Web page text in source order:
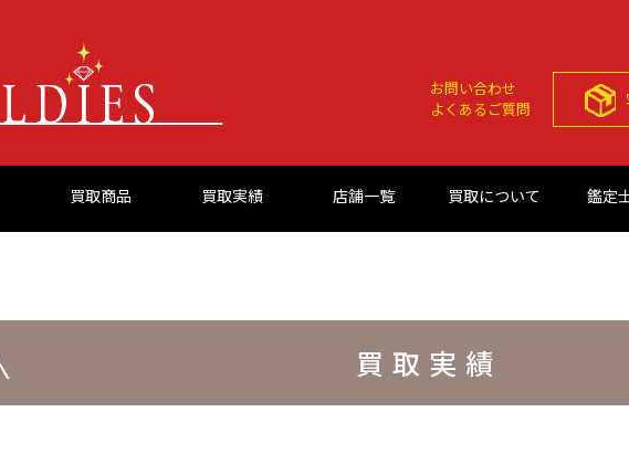
お問い合わせ
よくあるご質問
買取商品 買取実績 店舗一覧 買取について 鑑定
買取実績